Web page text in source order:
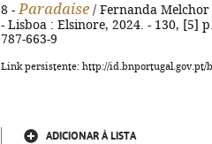
8 - Paradaise / Fernanda
- Lisboa : Elsinore, 2024. - 130, [5]
787-663-9
Link persistente: http://id.bnportugal.gov.pt/
ADICIONAR À LISTA